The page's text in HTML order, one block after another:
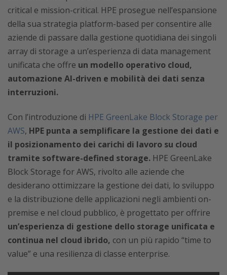
critical e mission-critical. HPE prosegue nell’espansione
della sua strategia platform-based per consentire alle
aziende di passare dalla gestione quotidiana dei singoli
array di storage a un’esperienza di data management
unificata che offre un modello operativo cloud,
automazione AI-driven e mobilità dei dati senza
interruzioni.
Con l’introduzione di HPE GreenLake Block Storage per
AWS, HPE punta a semplificare la gestione dei dati e
il posizionamento dei carichi di lavoro su cloud
tramite software-defined storage. HPE GreenLake
Block Storage for AWS, rivolto alle aziende che
desiderano ottimizzare la gestione dei dati, lo sviluppo
e la distribuzione delle applicazioni negli ambienti on-
premise e nel cloud pubblico, è progettato per offrire
un’esperienza di gestione dello storage unificata e
continua nel cloud ibrido, con un più rapido “time to
value” e una resilienza di classe enterprise.